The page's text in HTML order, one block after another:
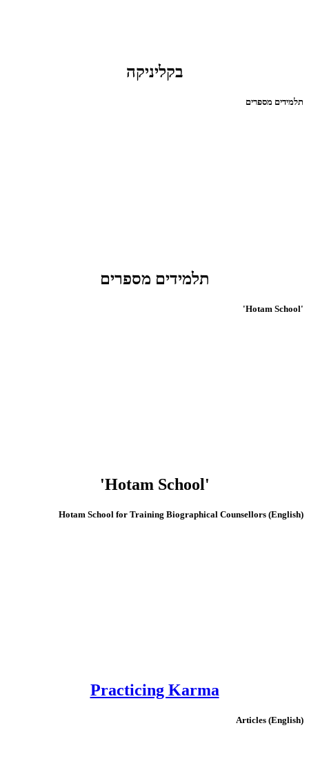
בקליניקה
תלמידים מספרים
תלמידים מספרים
'Hotam School'
'Hotam School'
(English) Hotam School for Training Biographical Counsellors
Practicing Karma
(English) Articles